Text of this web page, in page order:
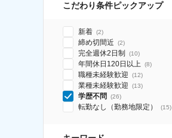
こだわり条件ピックアップ
新着 (2)
締め切間近 (2)
完全週休2日制 (10)
年間休日120日以上 (8)
職種未経験歓迎 (12)
業種未経験歓迎 (13)
学歴不問 (26)
転勤なし（勤務地限定） (15)